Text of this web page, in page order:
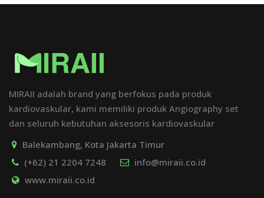
MIRAII adalah brand yang berfokus pada produk
kardiovaskular, kami memiliki produk Angiography set
dan seluruh kebutuhan aksesoris kardiovaskular
Balekambang, Kota Jakarta Timur
(+62) 21 2204 7248
info@miraii.co.id
www.miraii.co.id